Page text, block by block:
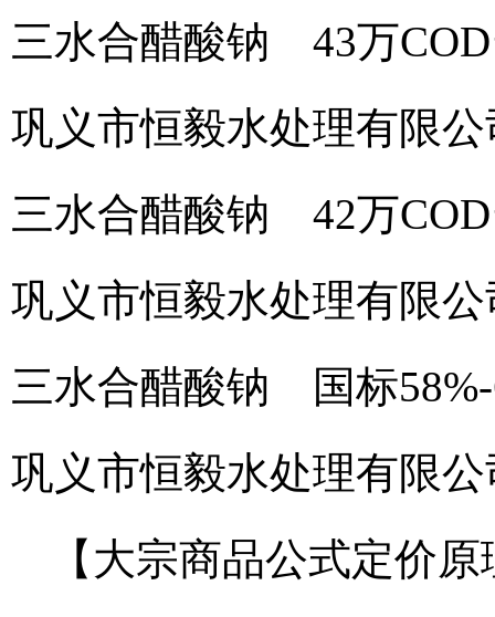
三水合醋酸钠 43万
巩义市恒毅水处理有限公
三水合醋酸钠 42万
巩义市恒毅水处理有限公
三水合醋酸钠 国标58%-
巩义市恒毅水处理有限公
【大宗商品公式定价